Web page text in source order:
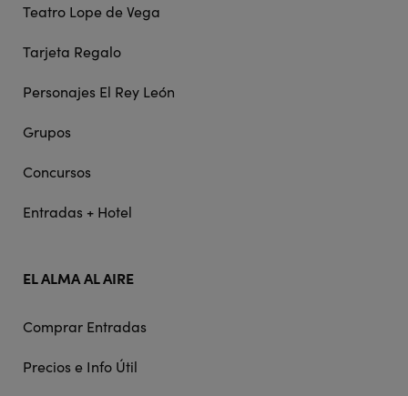
Teatro Lope de Vega
Tarjeta Regalo
Personajes El Rey León
Grupos
Concursos
Entradas + Hotel
EL ALMA AL AIRE
Comprar Entradas
Precios e Info Útil